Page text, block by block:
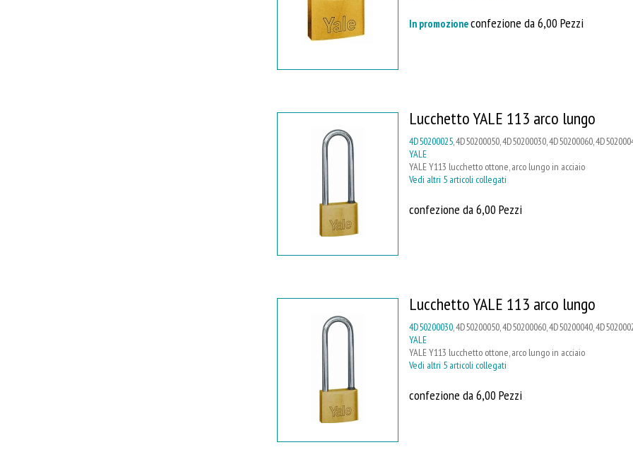
In promozioneconfezione da 6,00 Pezzi
Lucchetto YALE 113 arco lungo
4D50200025, 4D50200050, 4D50200030, 4D50200060,
YALE
YALE Y113 lucchetto ottone, arco lungo in acciaio
Vedi altri 5 articoli collegati
confezione da 6,00 Pezzi
Lucchetto YALE 113 arco lungo
4D50200030, 4D50200050, 4D50200060, 4D50200040,
YALE
YALE Y113 lucchetto ottone, arco lungo in acciaio
Vedi altri 5 articoli collegati
confezione da 6,00 Pezzi